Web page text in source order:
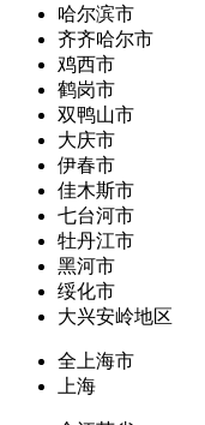
哈尔滨市
齐齐哈尔市
鸡西市
鹤岗市
双鸭山市
大庆市
伊春市
佳木斯市
七台河市
牡丹江市
黑河市
绥化市
大兴安岭地区
全上海市
上海